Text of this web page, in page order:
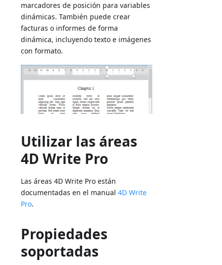
marcadores de posición para variables
dinámicas. También puede crear
facturas o informes de forma
dinámica, incluyendo texto e imágenes
con formato.
Utilizar las áreas
4D Write Pro
Las áreas 4D Write Pro están
documentadas en el manual4D Write
Pro.
Propiedades
soportadas